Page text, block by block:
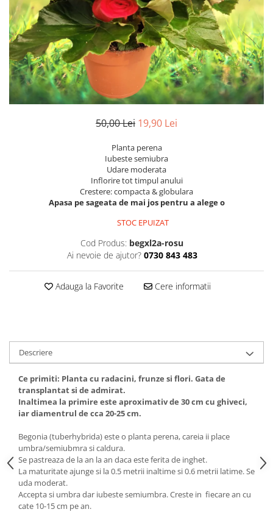
Muscate
Panselute
Petunii
Semiumbra sau umbra
Soare puternic
Trompeta ingerilor
Zambile bulbi
50,00 Lei 19,90 Lei
Planta perena
Iubeste semiubra
Udare moderata
Inflorire tot timpul anului
Crestere: compacta & globulara
Apasa pe sageata de mai jos pentru a alege o
STOC EPUIZAT
Cod Produs: begxl2a-rosu
Ai nevoie de ajutor? 0730 843 483
Adauga la Favorite Cere informatii
Descriere
Ce primiti: Planta cu radacini, frunze si flori. Gata de
transplantat si de admirat.
Inaltimea la primire este aproximativ de 30 cm cu ghiveci,
iar diamentrul de cca 20-25 cm.
Begonia (tuberhybrida) este o planta perena, careia ii place
umbra/semiubmra si caldura.
Se pastreaza de la an la an daca este ferita de inghet.
La maturitate ajunge si la 0.5 metrii inaltime si 0.6 metrii latime. Se
uda moderat.
Accepta si umbra dar iubeste semiumbra. Creste in fiecare an cu
cate 10-15 cm pe an.